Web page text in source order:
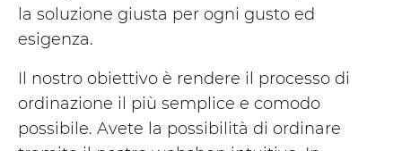
la soluzione giusta per ogni gusto ed
esigenza.
Il nostro obiettivo è rendere il processo di
ordinazione il più semplice e comodo
possibile. Avete la possibilità di ordinare